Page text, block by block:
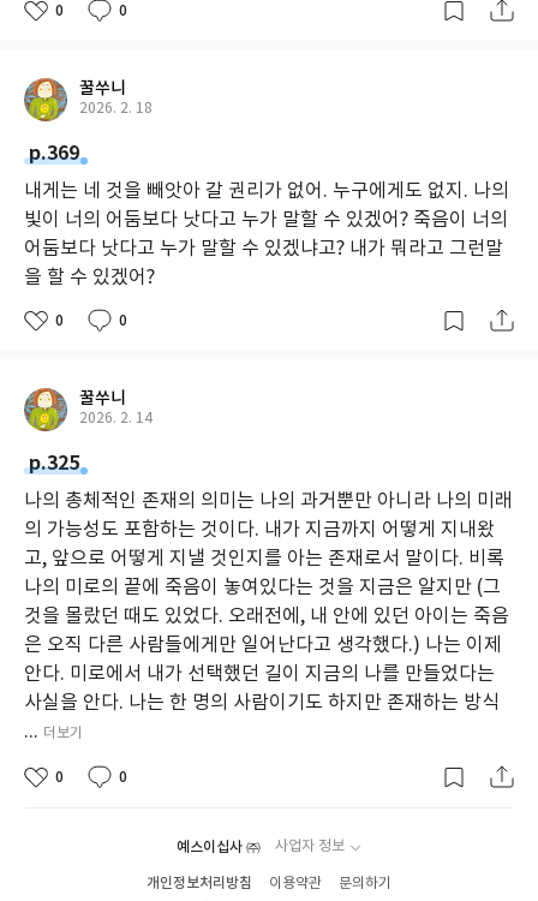
0 0
꿀쑤니
2026. 2. 18
p.369
내게는 네 것을 빼앗아 갈 권리가 없어. 누구에게도 없지. 나의
빛이 너의 어둠보다 낫다고 누가 말할 수 있겠어? 죽음이 너의
어둠보다 낫다고 누가 말할 수 있겠냐고? 내가 뭐라고 그런말
을 할 수 있겠어?
0 0
꿀쑤니
2026. 2. 14
p.325
나의 총체적인 존재의 의미는 나의 과거뿐만 아니라 나의 미래
의 가능성도 포함하는 것이다. 내가 지금까지 어떻게 지내왔
고, 앞으로 어떻게 지낼 것인지를 아는 존재로서 말이다. 비록
나의 미로의 끝에 죽음이 놓여있다는 것을 지금은 알지만 (그
것을 몰랐던 때도 있었다. 오래전에, 내 안에 있던 아이는 죽음
은 오직 다른 사람들에게만 일어난다고 생각했다.) 나는 이제
안다. 미로에서 내가 선택했던 길이 지금의 나를 만들었다는
사실을 안다. 나는 한 명의 사람이기도 하지만 존재하는 방식
... 더보기
0 0
예스이십사 ㈜ 사업자 정보
개인정보처리방침 이용약관
문의하기